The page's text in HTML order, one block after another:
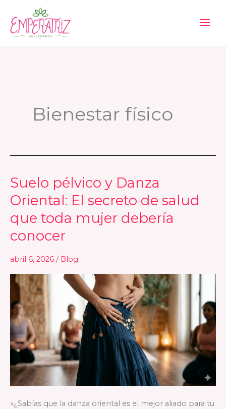
contenido
Bienestar físico
Suelo pélvico y Danza
Oriental: El secreto de salud
que toda mujer debería
conocer
abril 6, 2026 / Blog
«¿Sabías que la danza oriental es el mejor aliado para tu
Suelo
pélvico
y
Danza
Oriental:
secreto
de
salud
que
toda
mujer
debería
conocer